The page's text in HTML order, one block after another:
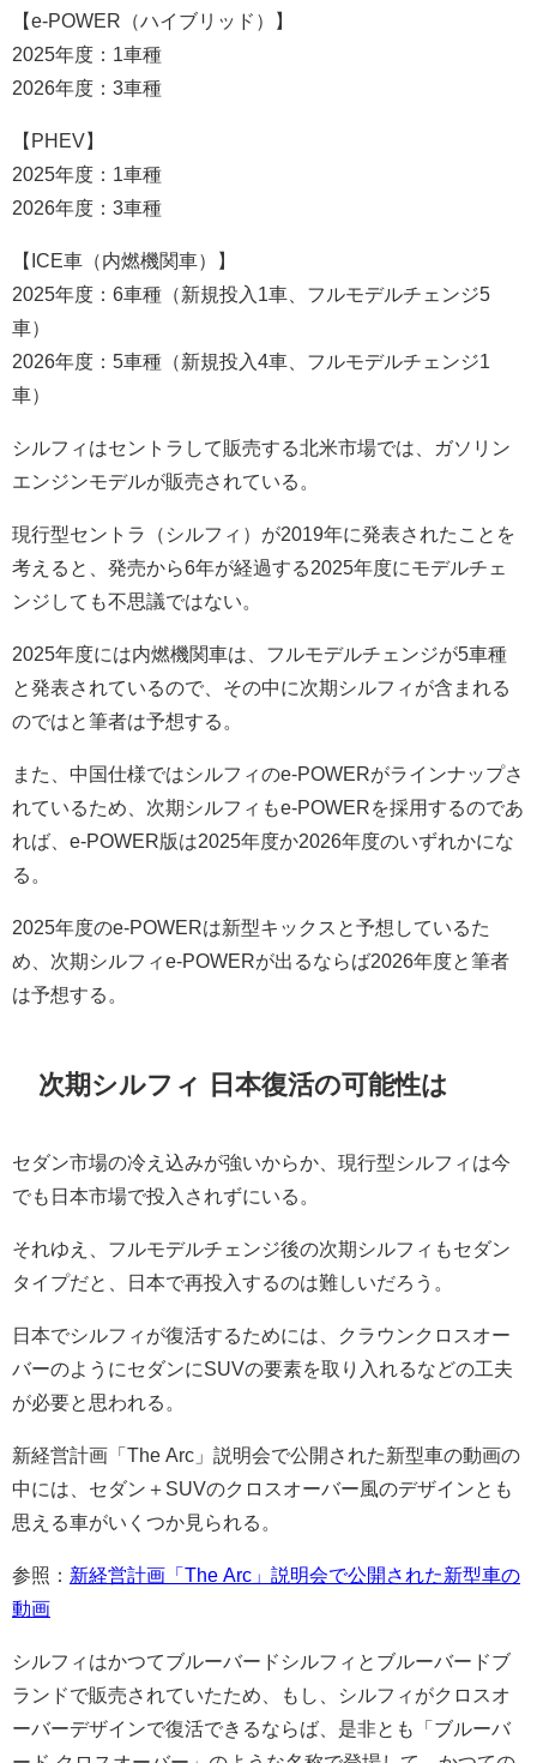
【e-POWER（ハイブリッド）】
2025年度：1車種
2026年度：3車種
【PHEV】
2025年度：1車種
2026年度：3車種
【ICE車（内燃機関車）】
2025年度：6車種（新規投入1車、フルモデルチェンジ5
車）
2026年度：5車種（新規投入4車、フルモデルチェンジ1
車）
シルフィはセントラして販売する北米市場では、ガソリン
エンジンモデルが販売されている。
現行型セントラ（シルフィ）が2019年に発表されたことを
考えると、発売から6年が経過する2025年度にモデルチェ
ンジしても不思議ではない。
2025年度には内燃機関車は、フルモデルチェンジが5車種
と発表されているので、その中に次期シルフィが含まれる
のではと筆者は予想する。
また、中国仕様ではシルフィのe-POWERがラインナップさ
れているため、次期シルフィもe-POWERを採用するのであ
れば、e-POWER版は2025年度か2026年度のいずれかにな
る。
2025年度のe-POWERは新型キックスと予想しているた
め、次期シルフィe-POWERが出るならば2026年度と筆者
は予想する。
次期シルフィ 日本復活の可能性は
セダン市場の冷え込みが強いからか、現行型シルフィは今
でも日本市場で投入されずにいる。
それゆえ、フルモデルチェンジ後の次期シルフィもセダン
タイプだと、日本で再投入するのは難しいだろう。
日本でシルフィが復活するためには、クラウンクロスオー
バーのようにセダンにSUVの要素を取り入れるなどの工夫
が必要と思われる。
新経営計画「The Arc」説明会で公開された新型車の動画の
中には、セダン＋SUVのクロスオーバー風のデザインとも
思える車がいくつか見られる。
参照： 新経営計画「The Arc」説明会で公開された新型車の
動画
シルフィはかつてブルーバードシルフィとブルーバードブ
ランドで販売されていたため、もし、シルフィがクロスオ
ーバーデザインで復活できるならば、是非とも「ブルーバ